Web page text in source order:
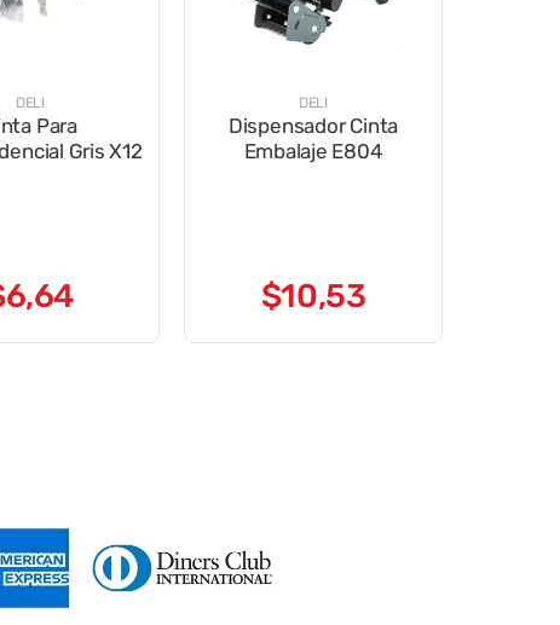
DELI
Para
Gris X12
6,64
DELI
Dispensador Cinta
Embalaje E804
$10,53